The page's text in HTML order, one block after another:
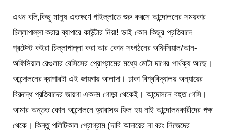
এখন বলি,কিছু মানুষ এতক্ষণে গাইল্লাতে শুরু করসে আন্দোলনের সময়কার
চিল্লাপাল্লা করার ব্যাপারে কাউন্টার নিয়া! ভাই কোন কিছুর প্রতিবাদে
প্রটেস্ট কইরা চিল্লাপাল্লা করা আর কোন সংগঠনের অফিসিয়াল/আন-
অফিসিয়াল রেগুলার বেসিসের প্রোগ্রামের মধ্যে মোটা দাগের পার্থক্য আছে।
আন্দোলনের ব্যাপারটা এই জায়গায় আলাদা। ঢাকা বিশ্ববিদ্যালয় অন্যায়ের
বিরুদ্ধে প্রতিবাদের জায়গা একদম গোড়া থেকেই। আন্দোলনে বহুত গেসি।
আমার অন্তত কোন আন্দোলনে হ্যারাসড ফিল হয় নাই আন্দোলনকারীদের পক্ষ
থেকে। কিন্তু পলিটিকাল প্রোগ্রাম (দাবি আদায়ের না বরং নিজেদের